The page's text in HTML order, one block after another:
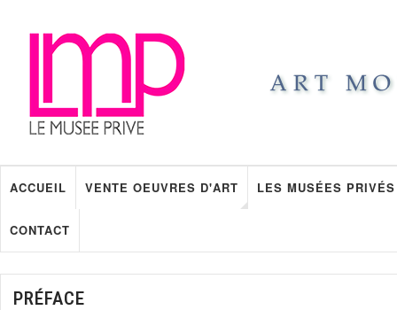
ACCUEIL VENTE OEUVRES D'ART LES MUSÉES PRIVÉS
CONTACT
PRÉFACE